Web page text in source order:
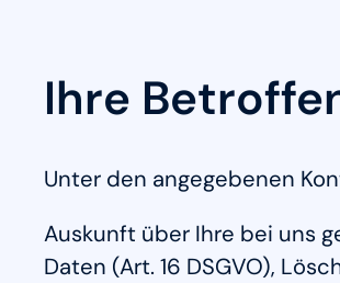
Ihre
Unter den angegebenen
Auskunft über Ihre bei uns
Daten (Art. 16 DSGVO),